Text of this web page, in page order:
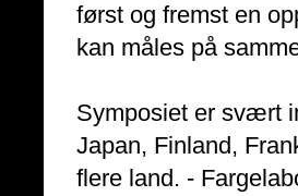
først og fremst en
kan måles på
Symposiet er svært
Japan, Finland,
flere land. -